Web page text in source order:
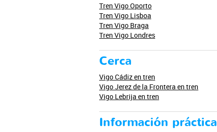
Tren Vigo Oporto
Tren Vigo Lisboa
Tren Vigo Braga
Tren Vigo Londres
Cerca
Vigo Cádiz en tren
Vigo Jerez de la Frontera en tren
Vigo Lebrija en tren
Información práctica